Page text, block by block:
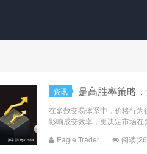
资讯 是高胜率策略
在多数交易体系中，价格行
影响成交效率，更决定市场在
Eagle Trader
阅读